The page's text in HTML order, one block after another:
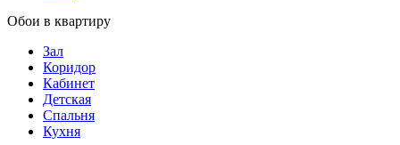
Обои в квартиру
Зал
Коридор
Кабинет
Детская
Спальня
Кухня